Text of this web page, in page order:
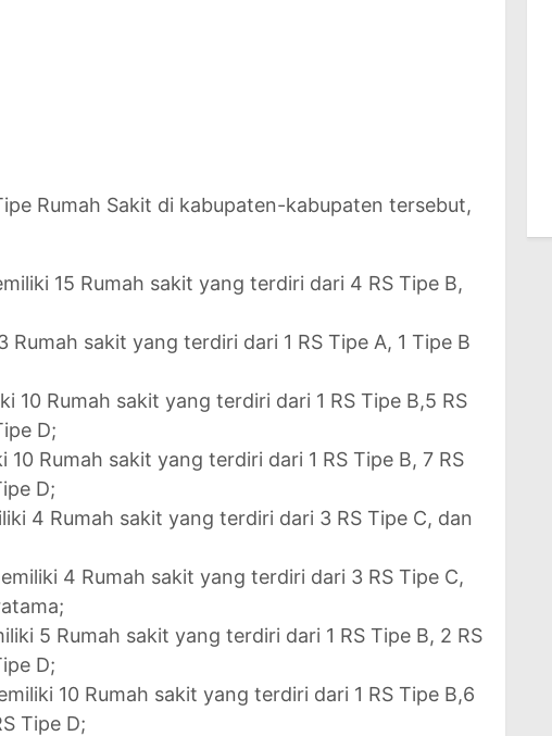
Rumah Sakit di kabupaten-kabupaten tersebut,
15 Rumah sakit yang terdiri dari 4 RS Tipe B,
Rumah sakit yang terdiri dari 1 RS Tipe A, 1 Tipe B
10 Rumah sakit yang terdiri dari 1 RS Tipe B,5 RS
D;
10 Rumah sakit yang terdiri dari 1 RS Tipe B, 7 RS
D;
4 Rumah sakit yang terdiri dari 3 RS Tipe C, dan
4 Rumah sakit yang terdiri dari 3 RS Tipe C,
5 Rumah sakit yang terdiri dari 1 RS Tipe B, 2 RS
D;
10 Rumah sakit yang terdiri dari 1 RS Tipe B,6
Tipe D;